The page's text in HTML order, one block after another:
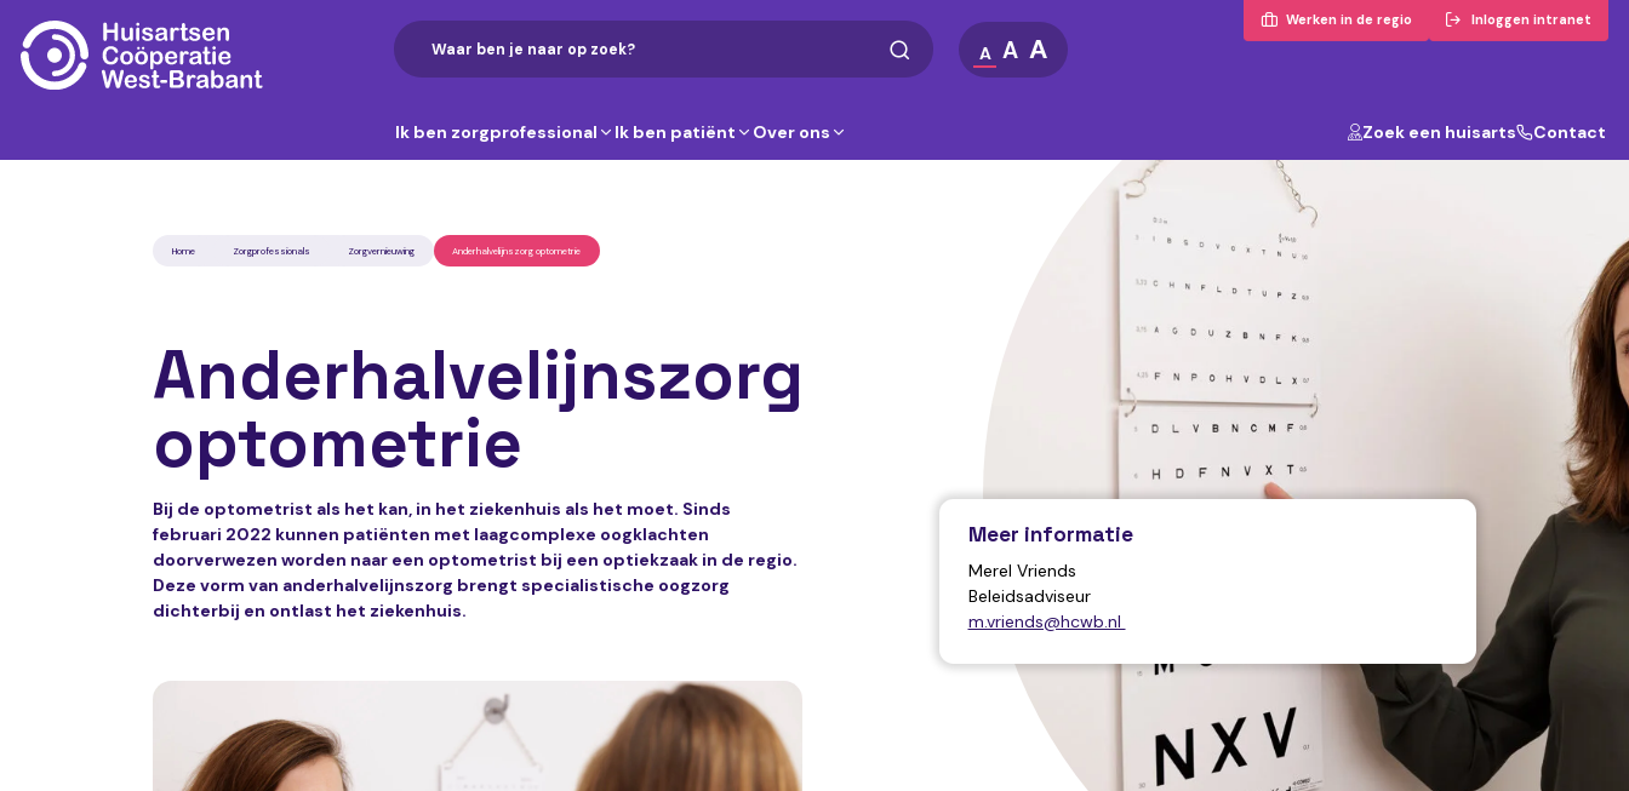
A A A
Werken in de regio Inloggen intranet
Ik ben zorgprofessional Ik ben patiënt Over ons Zoek een huisarts Contact
Home Zorgprofessionals Zorgvernieuwing Anderhalvelijnszorg optometrie
Anderhalvelijnszorg
optometrie
Bij de optometrist als het kan, in het ziekenhuis als het moet. Sinds
februari 2022 kunnen patiënten met laagcomplexe oogklachten
doorverwezen worden naar een optometrist bij een optiekzaak in de regio.
Deze vorm van anderhalvelijnszorg brengt specialistische oogzorg
dichterbij en ontlast het ziekenhuis.
Meer informatie
Merel Vriends
Beleidsadviseur
m.vriends@hcwb.nl